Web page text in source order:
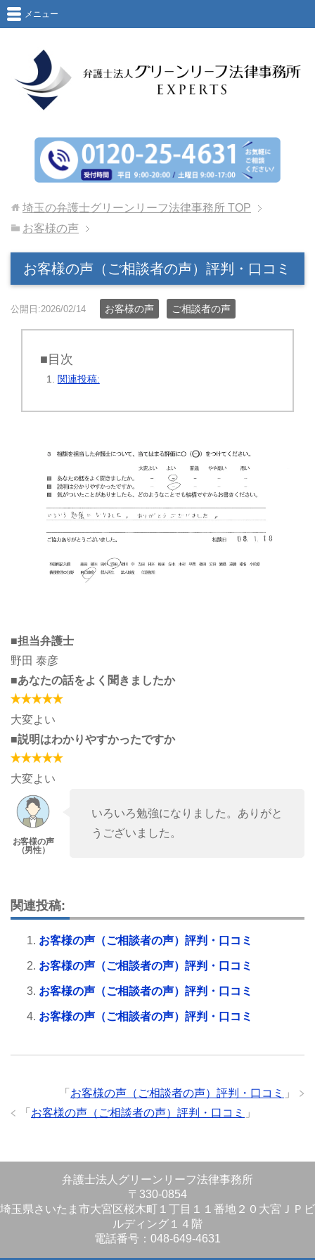
メニュー
埼玉の弁護士グリーンリーフ法律事務所 TOP
お客様の声
お客様の声（ご相談者の声）評判・口コミ
公開日:2026/02/14 お客様の声 ご相談者の声
■目次
関連投稿:
■担当弁護士
野田 泰彦
■あなたの話をよく聞きましたか
大変よい
■説明はわかりやすかったですか
大変よい
いろいろ勉強になりました。ありがと
うございました。
関連投稿:
お客様の声（ご相談者の声）評判・口コミ
お客様の声（ご相談者の声）評判・口コミ
お客様の声（ご相談者の声）評判・口コミ
お客様の声（ご相談者の声）評判・口コミ
「 お客様の声（ご相談者の声）評判・口コミ
」
「 お客様の声（ご相談者の声）評判・口コミ 」
弁護士法人グリーンリーフ法律事務所
〒330-0854
埼玉県さいたま市大宮区桜木町１丁目１１番地２０大宮ＪＰビ
ルディング１４階
電話番号：048-649-4631